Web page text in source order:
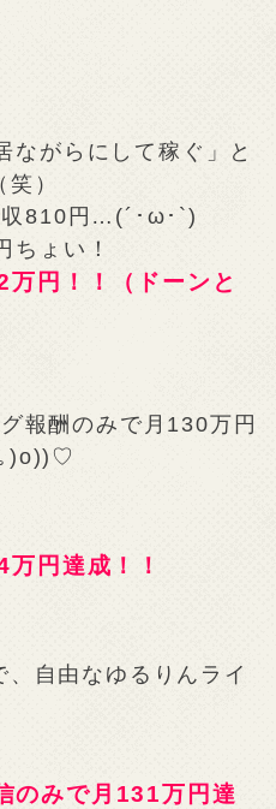
がらにして稼ぐ」と
）
収810円…(´･ω･`)
ょい！
円！！（ドーンと
報酬のみで月130万円
)o))♡
円達成！！
自由なゆるりんライ
のみで月131万円達